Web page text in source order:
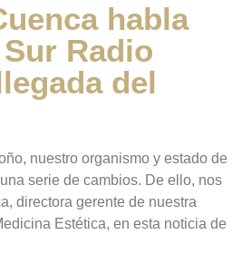
habla
Radio
del
nuestro organismo y estado de
serie de cambios. De ello, nos
directora gerente de nuestra
Estética, en esta noticia de